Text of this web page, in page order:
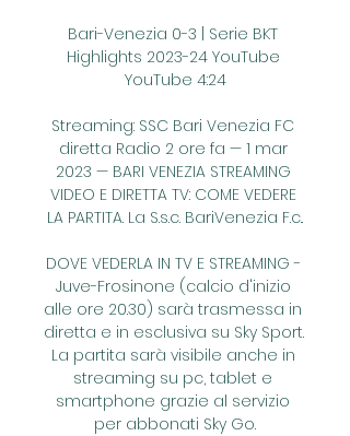
Bari-Venezia 0-3 | Serie BKT
Highlights 2023-24 YouTube
YouTube 4:24
Streaming: SSC Bari Venezia FC
diretta Radio 2 ore fa — 1 mar
2023 — BARI VENEZIA STREAMING
VIDEO E DIRETTA TV: COME VEDERE
LA PARTITA. La S.s.c. BariVenezia F.c..
DOVE VEDERLA IN TV E STREAMING -
Juve-Frosinone (calcio d'inizio
alle ore 20.30) sarà trasmessa in
diretta e in esclusiva su Sky Sport.
La partita sarà visibile anche in
streaming su pc, tablet e
smartphone grazie al servizio
per abbonati Sky Go.